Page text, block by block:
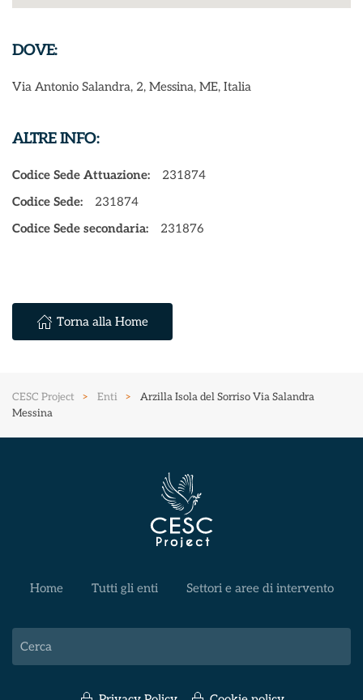
DOVE:
Via Antonio Salandra, 2, Messina, ME, Italia
ALTRE INFO:
Codice Sede Attuazione:
231874
Codice Sede:
231874
Codice Sede secondaria:
231876
Torna alla Home
CESC Project Enti
Arzilla Isola del Sorriso Via Salandra
Messina
Home Tutti gli enti Settori e aree di intervento